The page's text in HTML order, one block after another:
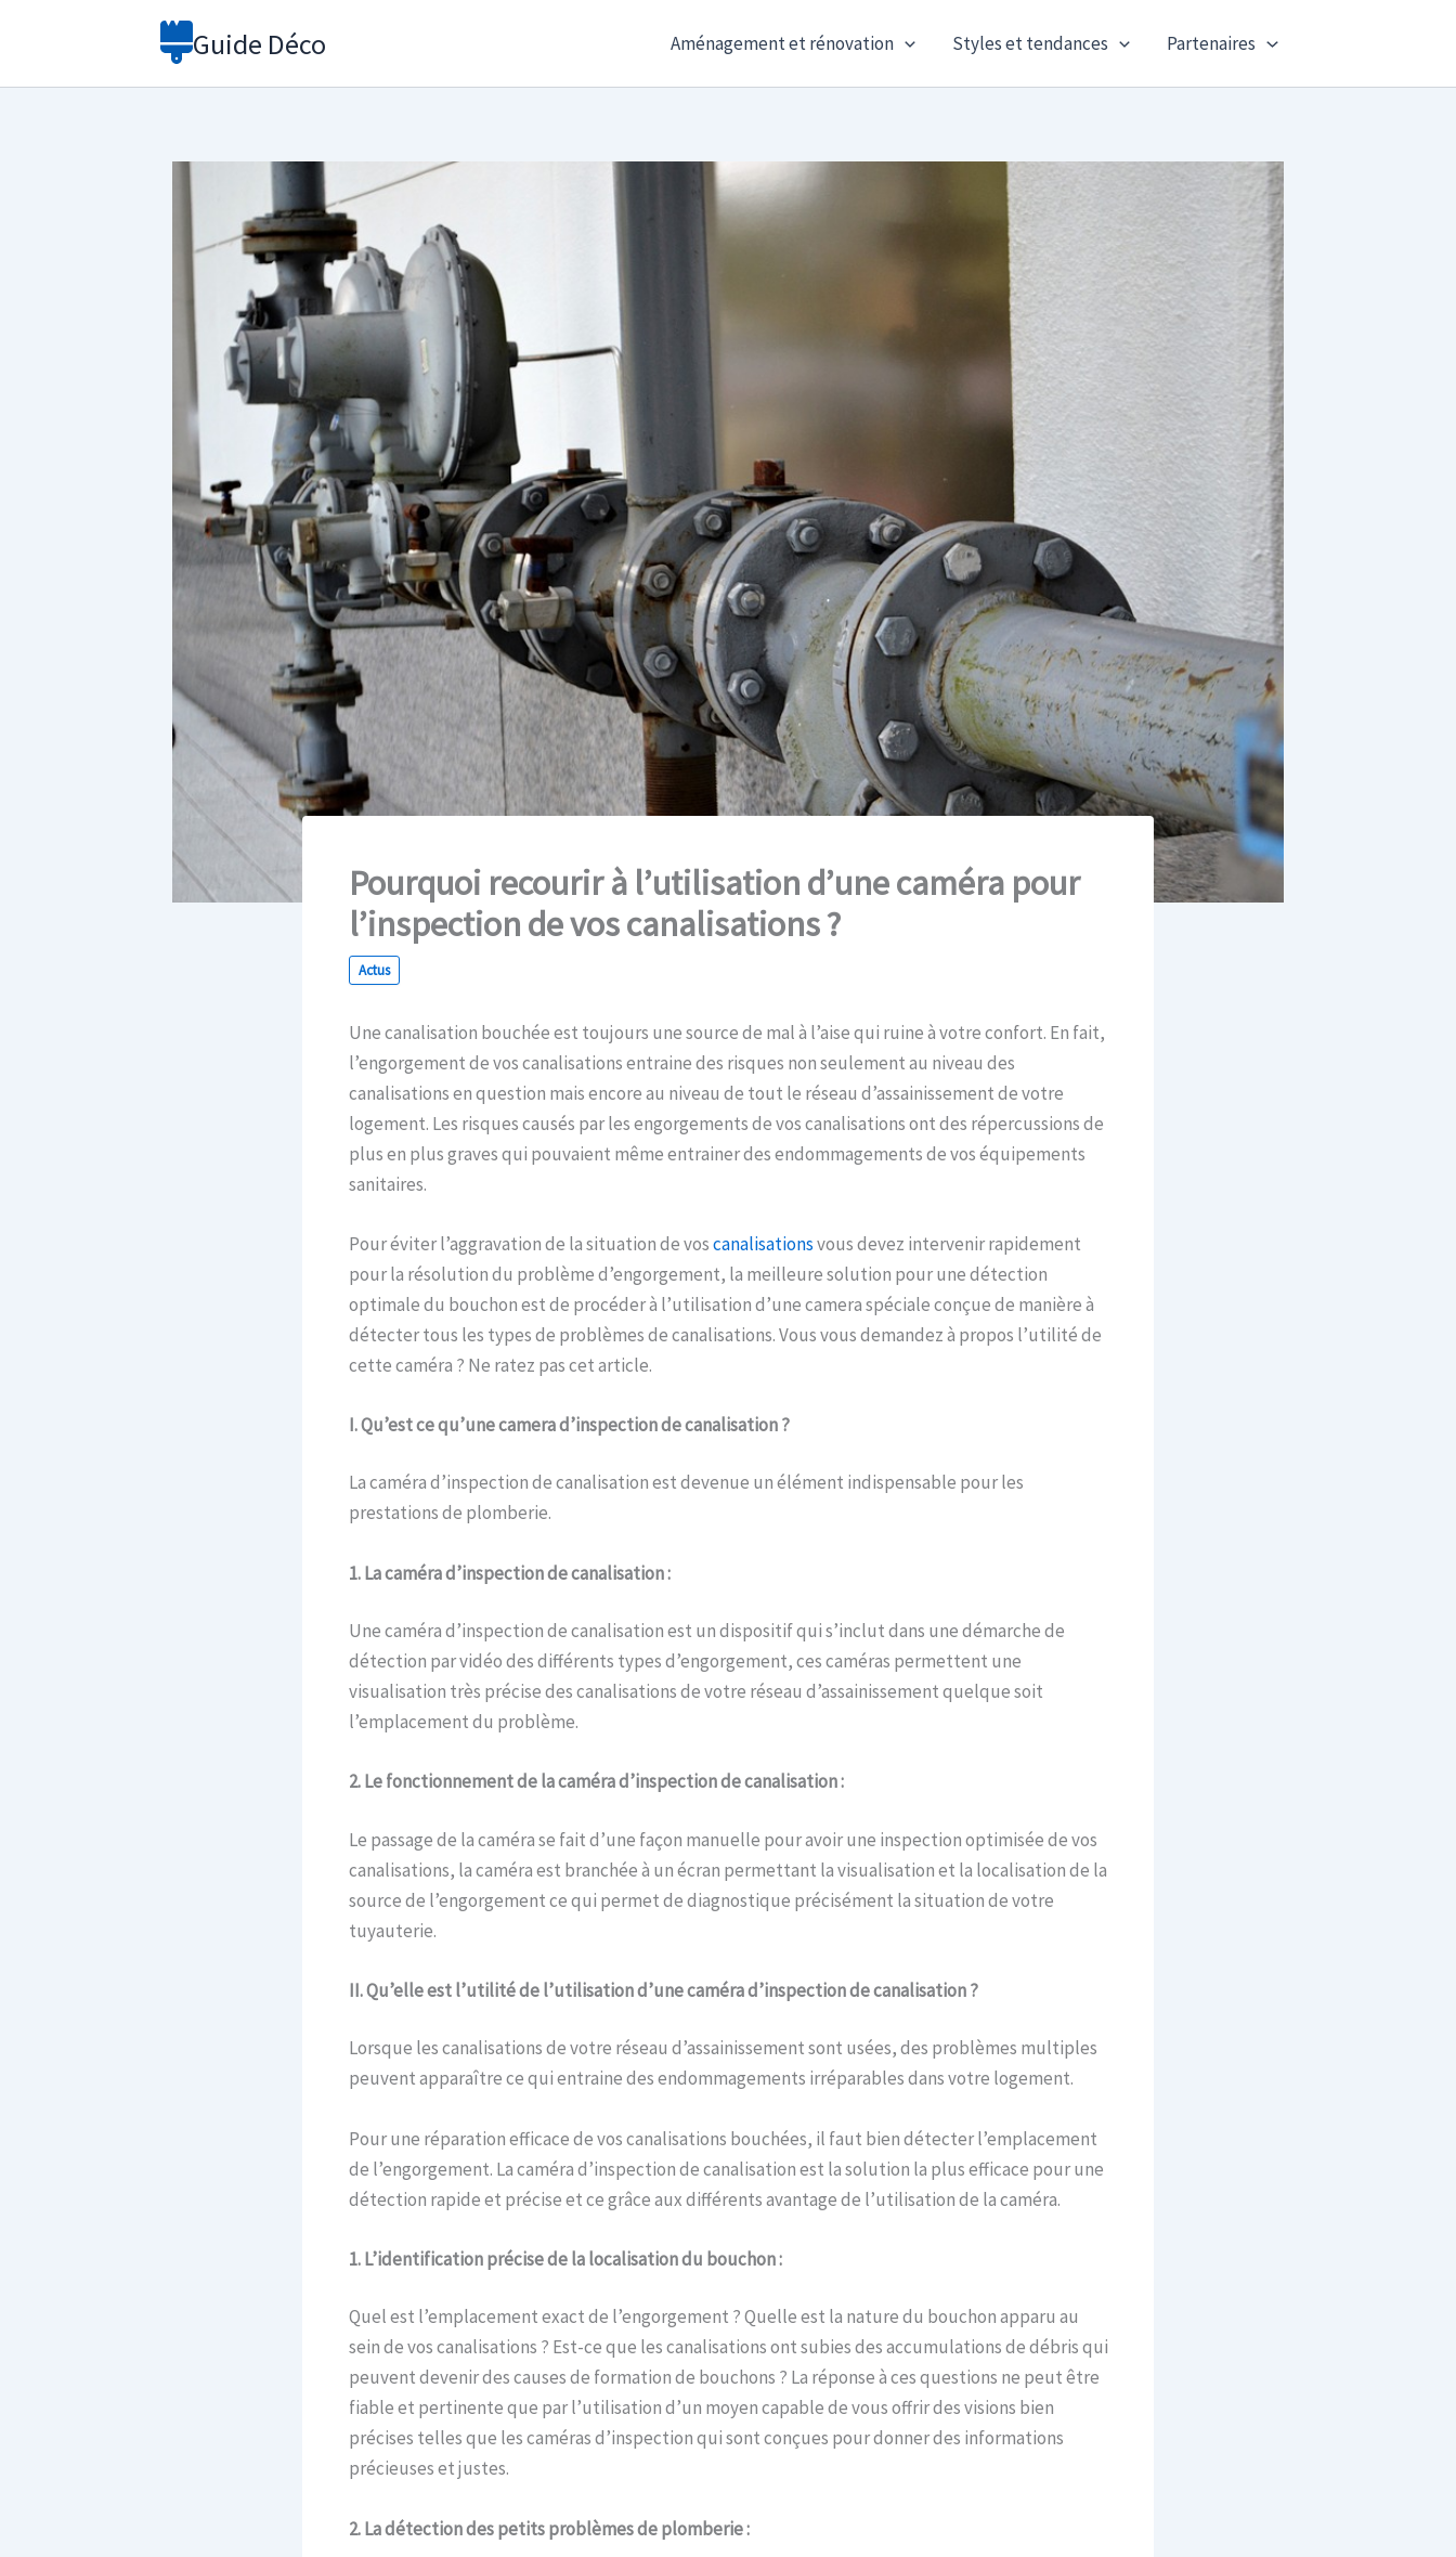
Guide Déco Aménagement et rénovation Styles et tendances Partenaires
Pourquoi recourir à l’utilisation d’une caméra pour
l’inspection de vos canalisations ?
Actus
Une canalisation bouchée est toujours une source de mal à l’aise qui ruine à votre confort. En fait,
l’engorgement de vos canalisations entraine des risques non seulement au niveau des
canalisations en question mais encore au niveau de tout le réseau d’assainissement de votre
logement. Les risques causés par les engorgements de vos canalisations ont des répercussions de
plus en plus graves qui pouvaient même entrainer des endommagements de vos équipements
sanitaires.
Pour éviter l’aggravation de la situation de voscanalisationsvous devez intervenir rapidement
pour la résolution du problème d’engorgement, la meilleure solution pour une détection
optimale du bouchon est de procéder à l’utilisation d’une camera spéciale conçue de manière à
détecter tous les types de problèmes de canalisations. Vous vous demandez à propos l’utilité de
cette caméra ? Ne ratez pas cet article.
I. Qu’est ce qu’une camera d’inspection de canalisation ?
La caméra d’inspection de canalisation est devenue un élément indispensable pour les
prestations de plomberie.
1. La caméra d’inspection de canalisation :
Une caméra d’inspection de canalisation est un dispositif qui s’inclut dans une démarche de
détection par vidéo des différents types d’engorgement, ces caméras permettent une
visualisation très précise des canalisations de votre réseau d’assainissement quelque soit
l’emplacement du problème.
2. Le fonctionnement de la caméra d’inspection de canalisation :
Le passage de la caméra se fait d’une façon manuelle pour avoir une inspection optimisée de vos
canalisations, la caméra est branchée à un écran permettant la visualisation et la localisation de la
source de l’engorgement ce qui permet de diagnostique précisément la situation de votre
tuyauterie.
II. Qu’elle est l’utilité de l’utilisation d’une caméra d’inspection de canalisation ?
Lorsque les canalisations de votre réseau d’assainissement sont usées, des problèmes multiples
peuvent apparaître ce qui entraine des endommagements irréparables dans votre logement.
Pour une réparation efficace de vos canalisations bouchées, il faut bien détecter l’emplacement
de l’engorgement. La caméra d’inspection de canalisation est la solution la plus efficace pour une
détection rapide et précise et ce grâce aux différents avantage de l’utilisation de la caméra.
1. L’identification précise de la localisation du bouchon :
Quel est l’emplacement exact de l’engorgement ? Quelle est la nature du bouchon apparu au
sein de vos canalisations ? Est-ce que les canalisations ont subies des accumulations de débris qui
peuvent devenir des causes de formation de bouchons ? La réponse à ces questions ne peut être
fiable et pertinente que par l’utilisation d’un moyen capable de vous offrir des visions bien
précises telles que les caméras d’inspection qui sont conçues pour donner des informations
précieuses et justes.
2. La détection des petits problèmes de plomberie :